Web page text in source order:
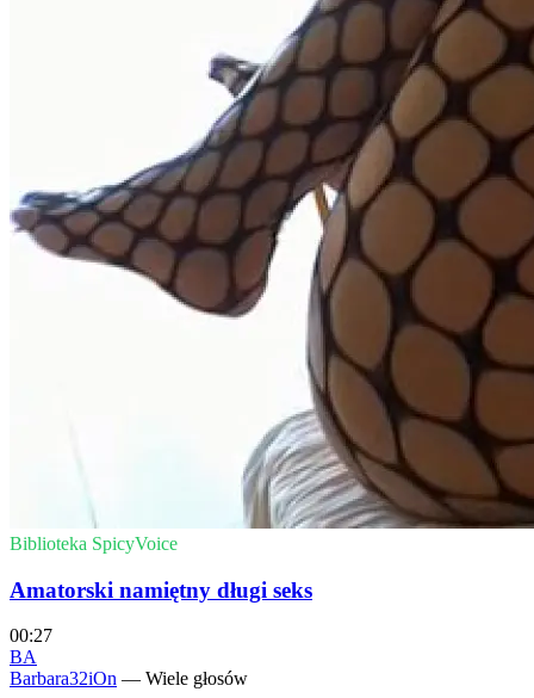
Biblioteka SpicyVoice
Amatorski namiętny długi seks
00:27
BA
Barbara32iOn — Wiele głosów